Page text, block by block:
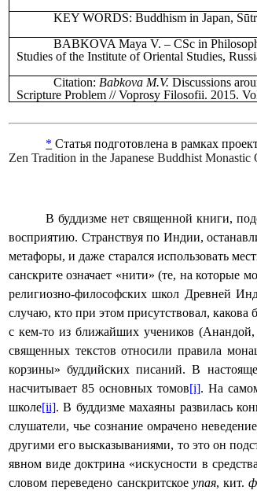
KEY WORDS: Buddhism in Japan,
BABKOVA Maya V. ‒ CSc in
Studies of the Institute of Oriental Studies,
Citation:Babkova M.V. Discussions
Scripture Problem // Voprosy Filosofii. 2015.
* Статья подготовлена в рамках
Zen Tradition in the Japanese Buddhist
В буддизме нет священной книги,
восприятию. Странствуя по Индии,
метафоры, и даже старался использовать
санскрите означает «нити» (те, на которые
религиозно-философских школ Древней
случаю, кто при этом присутствовал,
с кем-то из ближайших учеников
священных текстов относили правила
корзины» буддийских писаний. В
насчитывает 85 основных томов[i]. На
школе[ii]. В буддизме махаяны развилась
слушатели, чье сознание омрачено
другими его высказываниями, то это он
явном виде доктрина «искусности в
словом переведено санскритское упая, кит.